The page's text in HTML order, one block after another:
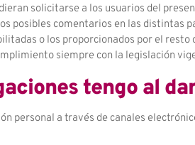
solicitarse a los usuarios del
posibles comentarios en las distintas
o los proporcionados por el
siempre con la legislación
tengo al
personal a través de canales